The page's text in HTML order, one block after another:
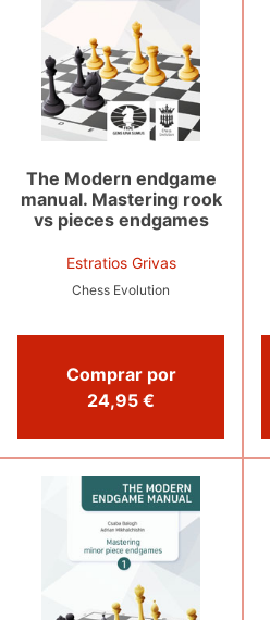
The Modern endgame
manual. Mastering rook
vs pieces endgames
Estratios Grivas
Chess Evolution
Comprar por
24,95 €